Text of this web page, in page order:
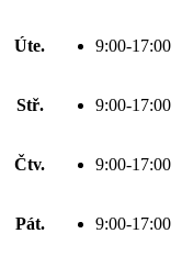
Úte. 9:00-17:00
Stř. 9:00-17:00
Čtv. 9:00-17:00
Pát. 9:00-17:00